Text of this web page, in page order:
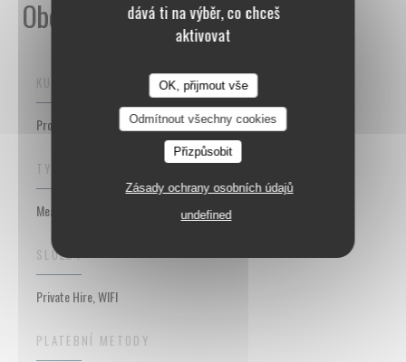
dává ti na výběr, co chceš
aktivovat
OK, přijmout vše
Odmítnout všechny cookies
Přizpůsobit
Zásady ochrany osobních údajů
undefined
Obecné informace
KUCHYNĚ
Produits de saison, , fresh product
TYP PODNIKU
Meat bar
SLUŽBY
Private Hire, WIFI
PLATEBNÍ METODY